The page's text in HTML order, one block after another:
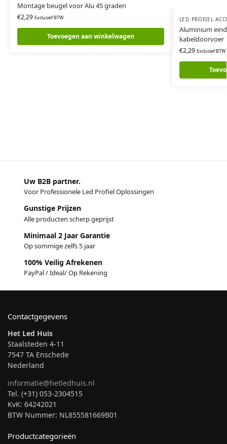
Montage beugel voor Alu 45 graden
€2,29 Exclusief BTW
Toevoegen aan winkelwagen
LED PROFIEL
Aluminium
kabeldoorvoer
€2,29 Exclusief BTW
Uw B2B partner.
Voor Professionele Led Profiel Oplossingen
Gunstige Prijzen
Alle producten scherp geprijst
Minimaal 2 Jaar Garantie
Op sommige zelfs 5 jaar
100% Veilig Afrekenen
PayPal / Ideal/ Op Rekening
Contactgegevens
Het Led Huis
Staalsteden 4-11
7547 TA Enschede
Nederland
informatie@hetledhuis.nl
Tel. (+31) 053-2304515
KvK: 64242021
BTW Nummer: NL855581669B01
Productcategorieën